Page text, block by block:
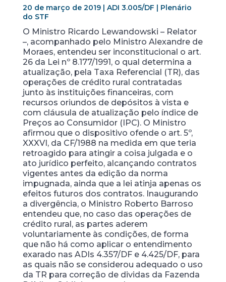
20 de março de 2019 | ADI 3.005/DF | Plenário
do STF
O Ministro Ricardo Lewandowski – Relator
–, acompanhado pelo Ministro Alexandre de
Moraes, entendeu ser inconstitucional o art.
26 da Lei nº 8.177/1991, o qual determina a
atualização, pela Taxa Referencial (TR), das
operações de crédito rural contratadas
junto às instituições financeiras, com
recursos oriundos de depósitos à vista e
com cláusula de atualização pelo índice de
Preços ao Consumidor (IPC). O Ministro
afirmou que o dispositivo ofende o art. 5º,
XXXVI, da CF/1988 na medida em que teria
retroagido para atingir a coisa julgada e o
ato jurídico perfeito, alcançando contratos
vigentes antes da edição da norma
impugnada, ainda que a lei atinja apenas os
efeitos futuros dos contratos. Inaugurando
a divergência, o Ministro Roberto Barroso
entendeu que, no caso das operações de
crédito rural, as partes aderem
voluntariamente às condições, de forma
que não há como aplicar o entendimento
exarado nas ADIs 4.357/DF e 4.425/DF, para
as quais não se considerou adequado o uso
da TR para correção de dividas da Fazenda